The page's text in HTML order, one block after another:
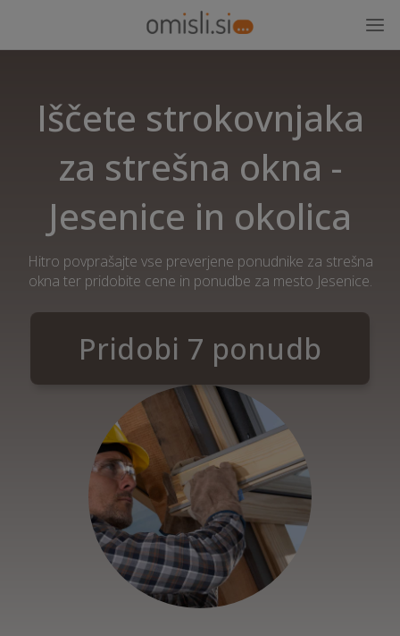
Iščete strokovnjaka
za strešna okna -
Jesenice in okolica
Hitro povprašajte vse preverjene ponudnike za strešna
okna ter pridobite cene in ponudbe za mesto Jesenice.
Pridobi 7 ponudb